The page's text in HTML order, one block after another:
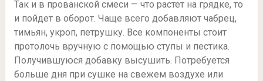
Так и в прованской смеси — что растет на грядке, то
и пойдет в оборот. Чаще всего добавляют чабрец,
тимьян, укроп, петрушку. Все компоненты стоит
протолочь вручную с помощью ступы и пестика.
Получившуюся добавку высушить. Потребуется
больше дня при сушке на свежем воздухе или